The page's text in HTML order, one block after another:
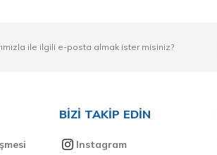
ile ilgili e-posta almak ister misiniz?
BİZİ TAKİP EDİN
Instagram